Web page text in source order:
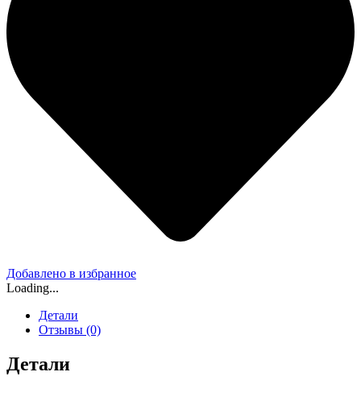
Добавлено в избранное
Loading...
Детали
Отзывы (0)
Детали